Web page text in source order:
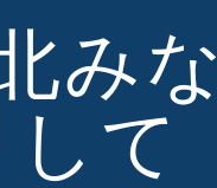
みな
て